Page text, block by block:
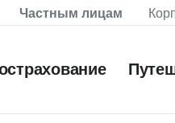
Частным лицам